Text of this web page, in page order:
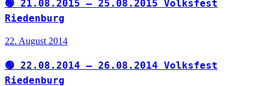
🟢 21.08.2015 – 25.08.2015 Volksfest
Riedenburg
22. August 2014
🟢 22.08.2014 – 26.08.2014 Volksfest
Riedenburg